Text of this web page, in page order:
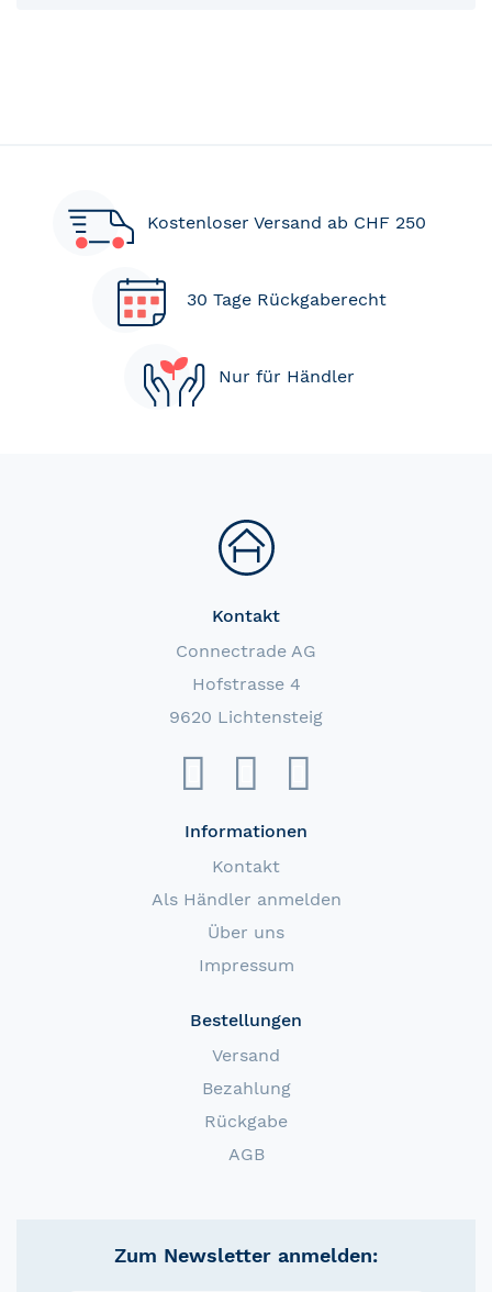
Kostenloser Versand ab CHF 250
30 Tage Rückgaberecht
Nur für Händler
Kontakt
Connectrade AG
Hofstrasse 4
9620 Lichtensteig
Informationen
Kontakt
Als Händler anmelden
Über uns
Impressum
Bestellungen
Versand
Bezahlung
Rückgabe
AGB
Zum Newsletter anmelden: